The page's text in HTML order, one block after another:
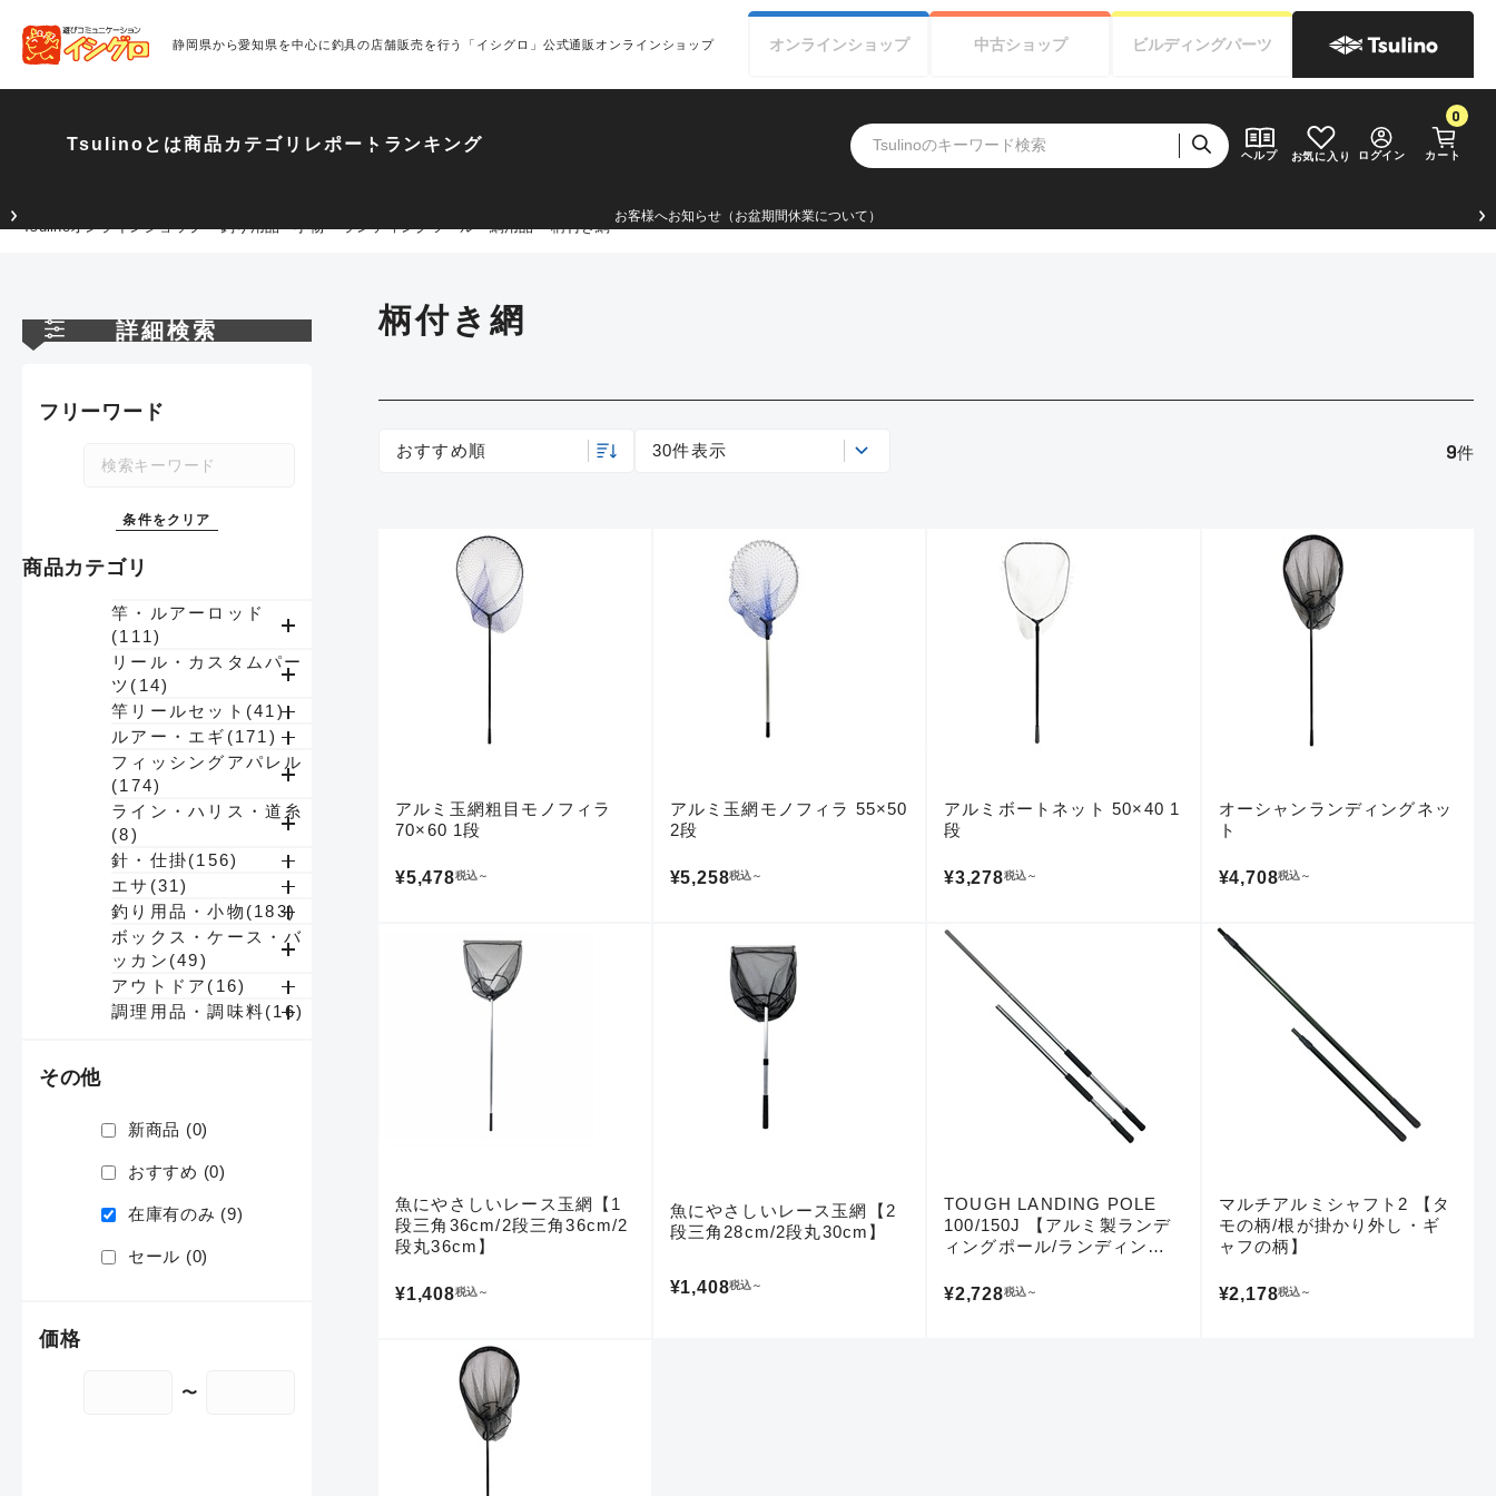
静岡県から愛知県を中心に釣具の店舗販売を行う「イシグロ」公式通販オンラインショップ
ヘルプ お気に入り ログイン カート
0
オンラインショップ 中古ショップ ビルディングパーツ
Tsulinoとは商品カテゴリ レポート ランキング
お客様へお知らせ（お盆期間休業について）
Tsulinoオンラインショップ 釣り用品・小物 ランディングツール・網用品 柄付き網
詳細検索
フリーワード
商品カテゴリ
竿・ルアーロッド
(111)
リール・カスタムパー
ツ(14)
竿リールセット(41)
ルアー・エギ(171)
フィッシングアパレル
(174)
ライン・ハリス・道糸
(8)
針・仕掛(156)
エサ(31)
釣り用品・小物(183)
ボックス・ケース・バ
ッカン(49)
アウトドア(16)
調理用品・調味料(16)
その他
新商品 (0)
おすすめ (0)
在庫有のみ (9)
セール (0)
価格
ランクとは？
※店頭展示時の置き傷が付いているものも含む
傷が極めて少ない極上品
使用感や傷は少なく比較的美品
B 使用感や傷はあるが全体的に綺麗な良品
柄付き網
おすすめ順 30件表示 9件
アルミ玉網粗目モノフィラ
70×60 1段
¥5,478税込～
アルミ玉網モノフィラ 55×50
2段
¥5,258税込～
アルミボートネット 50×40 1
段
¥3,278税込～
オーシャンランディングネッ
ト
¥4,708税込～
魚にやさしいレース玉網【1
段三角36cm/2段三角36cm/2
段丸36cm】
¥1,408税込～
魚にやさしいレース玉網【2
段三角28cm/2段丸30cm】
¥1,408税込～
TOUGH LANDING POLE
100/150J 【アルミ製ランデ
ィングポール/ランディング
収器に!】
¥2,728税込～
マルチアルミシャフト2 【タ
モの柄/根が掛かり外し・ギ
ャフの柄】
¥2,178税込～